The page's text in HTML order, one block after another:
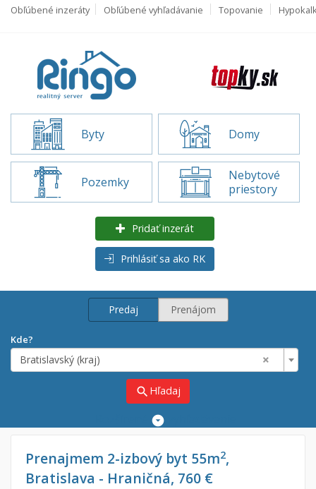
Obľúbené inzeráty Obľúbené vyhľadávanie Topovanie
Byty Domy
Pozemky
Nebytové
priestory
Pridať inzerát
Prihlásiť sa ako RK
Predaj Prenájom
Kde?
×
Bratislavský (kraj)
search Hľadaj
Predaj
Prenájom
Od:
Prenajmem 2-izbový byt 55m2,
Bratislava - Hraničná, 760 €